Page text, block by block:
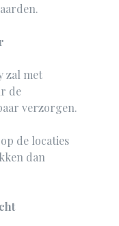
zal met
de
verzorgen.
de locaties
dan